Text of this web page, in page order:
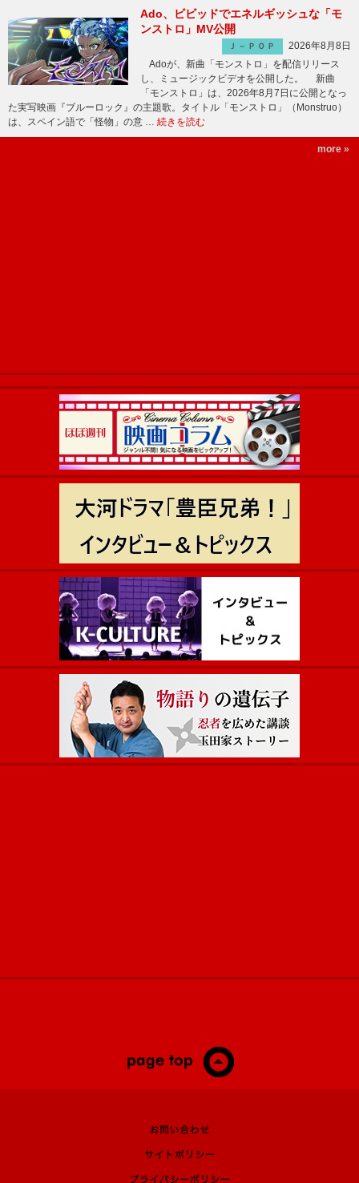
Ado、ビビッドでエネルギッシュな「モ
ンストロ」MV公開
Ｊ－ＰＯＰ
2026年8月8日
Adoが、新曲「モンストロ」を配信リリース
し、ミュージックビデオを公開した。 新曲
「モンストロ」は、2026年8月7日に公開となっ
た実写映画『ブルーロック』の主題歌。タイトル「モンストロ」（Monstruo）
は、スペイン語で「怪物」の意 … 続きを読む
more »